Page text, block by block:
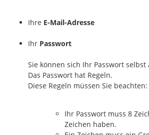
Ihre E-Mail-Adresse
Ihr Passwort
Sie können sich Ihr Passwort selbst
Das Passwort hat Regeln.
Diese Regeln müssen Sie beachten:
Ihr Passwort muss 8
Zeichen haben.